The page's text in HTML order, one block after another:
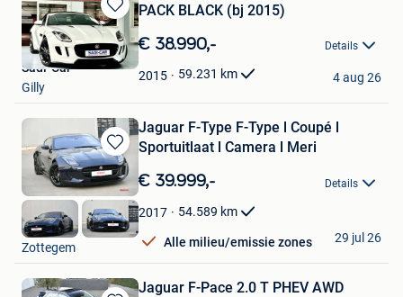
Bewaren
in
Mijn
Favorieten
PACK BLACK (bj 2015)
€ 38.990,- Details
2015 59.231 km
Sadi-Car
Gilly
4 aug 26
Bewaren
in
Mijn
Favorieten
Jaguar F-Type F-Type l Coupé l
Sportuitlaat l Camera l Meri
€ 39.999,- Details
2017 54.589 km
Alle milieu/emissie zones
GDC Auto
Zottegem
29 jul 26
Jaguar F-Pace 2.0 T PHEV AWD